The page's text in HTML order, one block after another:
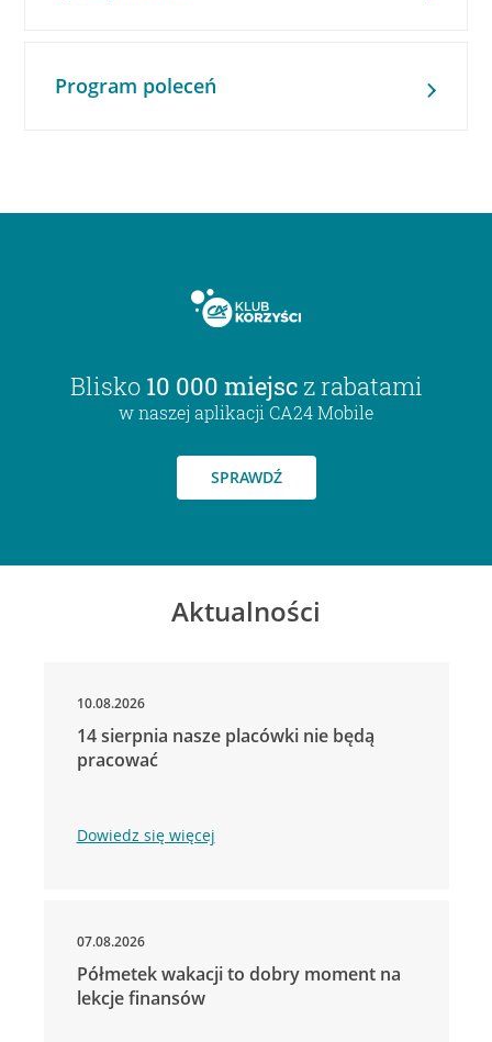
Program poleceń
Blisko 10 000 miejsc z rabatami
w naszej aplikacji CA24 Mobile
SPRAWDŹ
Aktualności
10.08.2026
14 sierpnia nasze placówki nie będą
pracować
Dowiedz się więcej
07.08.2026
Półmetek wakacji to dobry moment na
lekcje finansów